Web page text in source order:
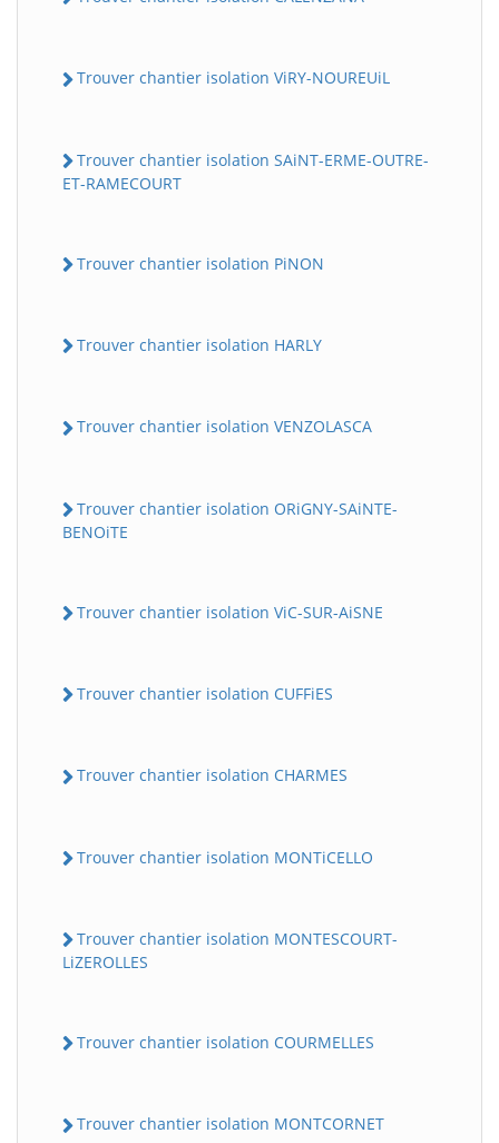
Trouver chantier isolation ViRY-NOUREUiL
Trouver chantier isolation SAiNT-ERME-OUTRE-
ET-RAMECOURT
Trouver chantier isolation PiNON
Trouver chantier isolation HARLY
Trouver chantier isolation VENZOLASCA
Trouver chantier isolation ORiGNY-SAiNTE-
BENOiTE
Trouver chantier isolation ViC-SUR-AiSNE
Trouver chantier isolation CUFFiES
Trouver chantier isolation CHARMES
Trouver chantier isolation MONTiCELLO
Trouver chantier isolation MONTESCOURT-
LiZEROLLES
Trouver chantier isolation COURMELLES
Trouver chantier isolation MONTCORNET